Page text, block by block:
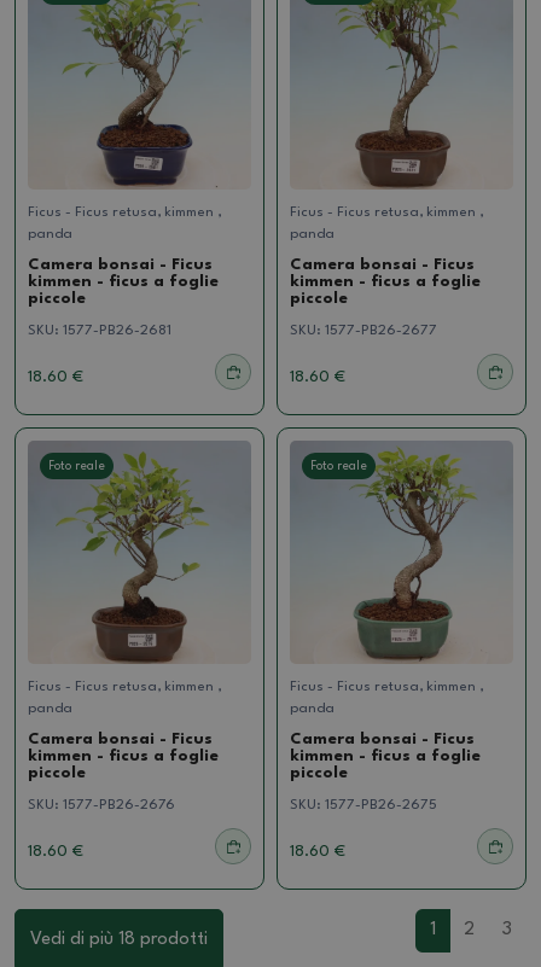
Ficus - Ficus retusa, kimmen ,
panda
Camera bonsai - Ficus
kimmen - ficus a foglie
piccole
SKU: 1577-PB26-2681
18.60 €
Ficus - Ficus retusa, kimmen ,
panda
Camera bonsai - Ficus
kimmen - ficus a foglie
piccole
SKU: 1577-PB26-2677
18.60 €
Foto reale
Ficus - Ficus retusa, kimmen ,
panda
Camera bonsai - Ficus
kimmen - ficus a foglie
piccole
SKU: 1577-PB26-2676
18.60 €
Foto reale
Ficus - Ficus retusa, kimmen ,
panda
Camera bonsai - Ficus
kimmen - ficus a foglie
piccole
SKU: 1577-PB26-2675
18.60 €
Vedi di più 18 prodotti
1 2 3